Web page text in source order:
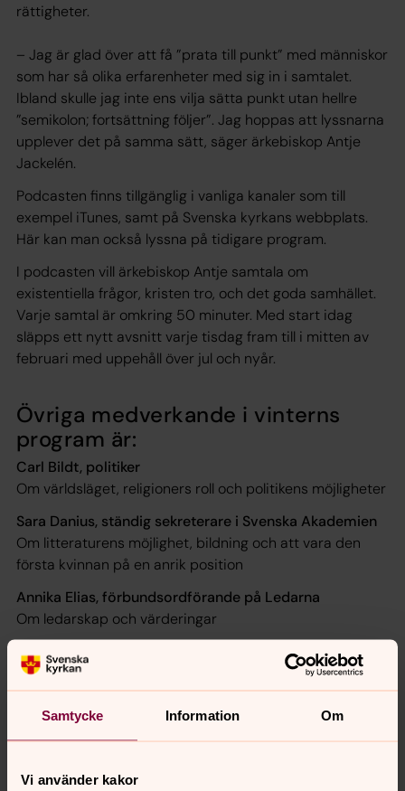
Samtycke Information Om
Vi använder kakor
rättigheter.
– Jag är glad över att få ”prata till punkt” med människor
som har så olika erfarenheter med sig in i samtalet.
Ibland skulle jag inte ens vilja sätta punkt utan hellre
”semikolon; fortsättning följer”. Jag hoppas att lyssnarna
upplever det på samma sätt, säger ärkebiskop Antje
Jackelén.
Podcasten finns tillgänglig i vanliga kanaler som till
exempel iTunes, samt på Svenska kyrkans webbplats.
Här kan man också lyssna på tidigare program.
I podcasten vill ärkebiskop Antje samtala om
existentiella frågor, kristen tro, och det goda samhället.
Varje samtal är omkring 50 minuter. Med start idag
släpps ett nytt avsnitt varje tisdag fram till i mitten av
februari med uppehåll över jul och nyår.
Övriga medverkande i vinterns
program är:
Carl Bildt, politiker
Om världsläget, religioners roll och politikens möjligheter
Sara Danius, ständig sekreterare i Svenska Akademien
Om litteraturens möjlighet, bildning och att vara den
första kvinnan på en anrik position
Annika Elias, förbundsordförande på Ledarna
Om ledarskap och värderingar
Jan Eliasson, diplomat
Om solidaritet, globalisering och världssamfundets
möjligheter och utmaningar
Niklas Orrenius, journalist och författare
Om nationalism, årets ord 2016 och journalister som
jordens salt